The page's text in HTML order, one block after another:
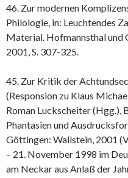
46. Zur modernen
Philologie, in: Leuchtendes
Material. Hofmannsthal und
2001, S. 307-325.
45. Zur Kritik der
(Responsion zu Klaus
Roman Luckscheiter (Hgg.),
Phantasien und
Göttingen: Wallstein, 2001
– 21. November 1998 im
am Neckar aus Anlaß der